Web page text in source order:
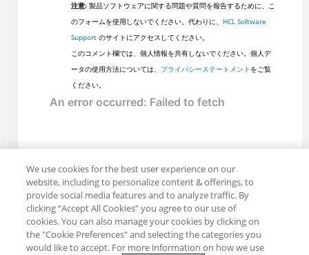
注意:製品ソフトウェアに関する問題や質問を報告するために、こ
のフォームを使用しないでください。代わりに、 HCL Software
Supportのサイトにアクセスしてください。
このコメント欄では、個人情報を共有しないでください。個人デ
ータの使用方法については、 プライバシーステートメント をご覧
ください。
We use cookies for the best user experience on our
website, including to personalize content & offerings, to
provide social media features and to analyze traffic. By
clicking “Accept All Cookies” you agree to our use of
cookies. You can also manage your cookies by clicking on
the "Cookie Preferences" and selecting the categories you
would like to accept. For more information on how we use